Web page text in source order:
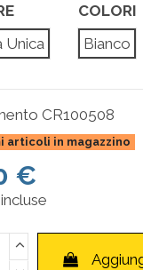
Unica
COLORI
Bianco
CR100508
articoli in magazzino
€